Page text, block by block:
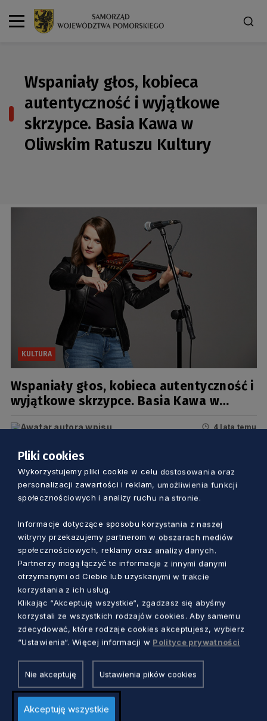
Wspaniały głos, kobieca
autentyczność i wyjątkowe
skrzypce. Basia Kawa w
Oliwskim Ratuszu Kultury
KULTURA
Wspaniały głos, kobieca autentyczność i
wyjątkowe skrzypce. Basia Kawa w
4 lata temu
KULTURA
Muzyczna opowieść z lokalnymi
bohaterami. Trzy premiery spektaklu
„Nasza bajka”
Marcin Szumny
Pliki cookies
Wykorzystujemy pliki cookie w celu dostosowania oraz
personalizacji zawartości i reklam, umożliwienia funkcji
społecznościowych i analizy ruchu na stronie.
Informacje dotyczące sposobu korzystania z naszej
witryny przekazujemy partnerom w obszarach mediów
społecznościowych, reklamy oraz analizy danych.
Partnerzy mogą łączyć te informacje z innymi danymi
otrzymanymi od Ciebie lub uzyskanymi w trakcie
korzystania z ich usług.
Klikając “Akceptuję wszystkie“, zgadzasz się abyśmy
korzystali ze wszystkich rodzajów cookies. Aby samemu
zdecydować, które rodzaje cookies akceptujesz, wybierz
“Ustawienia“. Więcej informacji w Polityce prywatności
Nie akceptuję Ustawienia pików cookies
Akceptuję wszystkie